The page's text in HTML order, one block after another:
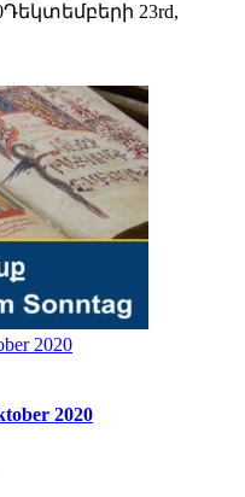
Դեկտեմբերի 23rd,
2020
2020